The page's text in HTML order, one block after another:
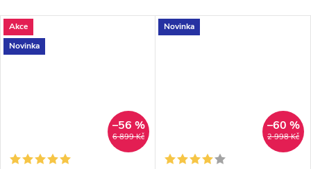
Akce
Novinka
6 899 Kč
–56 %
Novinka
2 998 Kč
–60 %